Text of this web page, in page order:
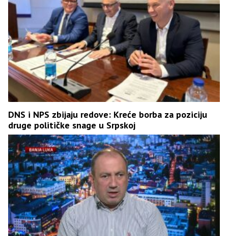
DNS i NPS zbijaju redove: Kreće borba za poziciju
druge političke snage u Srpskoj